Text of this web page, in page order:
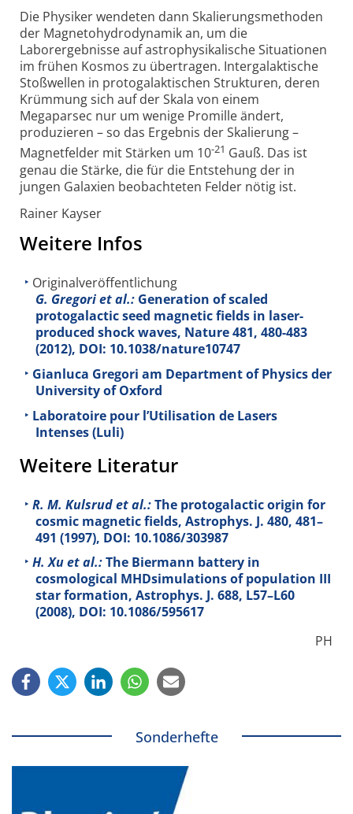
Die Physiker wendeten dann Skalierungsmethoden
der Magnetohydrodynamik an, um die
Laborergebnisse auf astrophysikalische Situationen
im frühen Kosmos zu übertragen. Intergalaktische
Stoßwellen in protogalaktischen Strukturen, deren
Krümmung sich auf der Skala von einem
Megaparsec nur um wenige Promille ändert,
produzieren – so das Ergebnis der Skalierung –
Magnetfelder mit Stärken um 10-21 Gauß. Das ist
genau die Stärke, die für die Entstehung der in
jungen Galaxien beobachteten Felder nötig ist.
Rainer Kayser
Weitere Infos
Originalveröffentlichung
G. Gregori et al.: Generation of scaled
protogalactic seed magnetic fields in laser-
produced shock waves, Nature481, 480-483
(2012), DOI: 10.1038/nature10747
Gianluca Gregori am Department of Physics der
University of Oxford
Laboratoire pour l’Utilisation de Lasers
Intenses (Luli)
Weitere Literatur
R. M. Kulsrud et al.:The protogalactic origin for
cosmic magnetic fields, Astrophys. J. 480, 481–
491 (1997), DOI: 10.1086/303987
H. Xu et al.:The Biermann battery in
cosmological MHDsimulations of population III
star formation, Astrophys. J. 688, L57–L60
(2008), DOI: 10.1086/595617
PH
Sonderhefte